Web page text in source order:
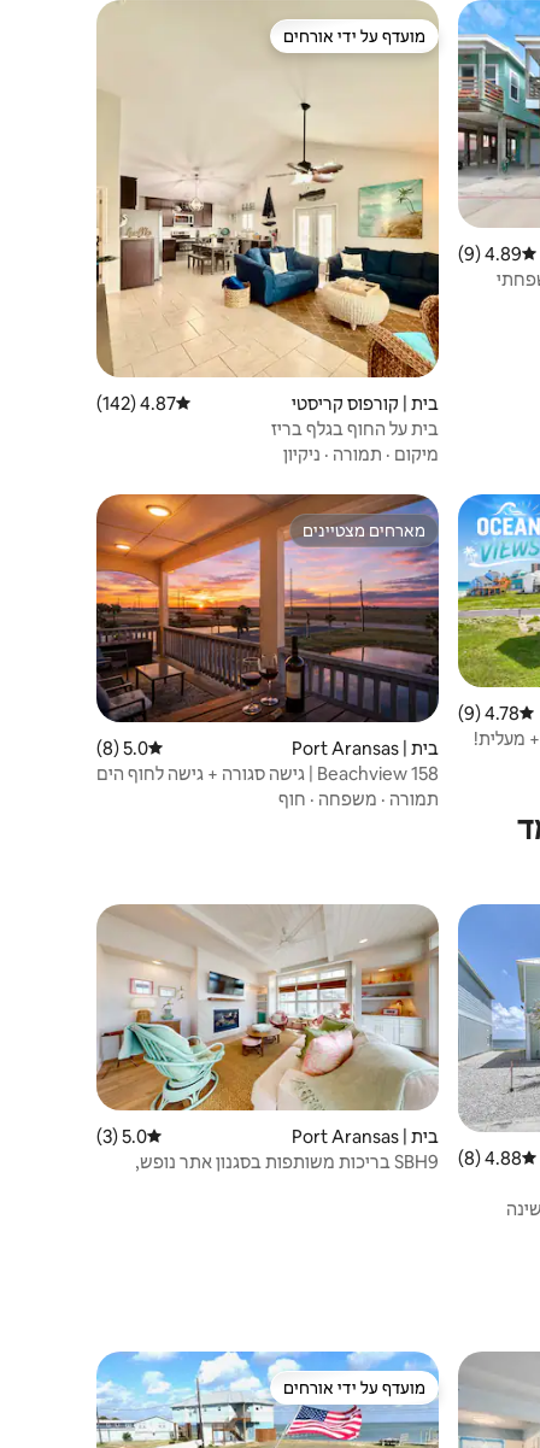
דירוג ממוצע של 4.89 מתוך 5, 9 ביקורות
4.89 (9)
מועדף על ידי אורחים
מועדף על ידי אורחים
בית | קורפוס קריסטי דירוג ממוצע של 4.87 מתוך 5, 142 ביקורות
4.87 (142)
בית על החוף בגלף בריז
מיקום · תמורה · ניקיון
דירוג ממוצע של 4.78 מתוך 5, 9 ביקורות
4.78 (9)
+ מעלית!
מארחים מצטיינים
מארחים מצטיינים
בית | Port Aransas דירוג ממוצע של 5.0 מתוך 5, 8 ביקורות
5.0 (8)
Beachview 158 | גישה סגורה + גישה לחוף הים
+ מתאים ל-10 אנשים
תמורה · משפחה · חוף
דירוג ממוצע של 4.88 מתוך 5, 8 ביקורות
4.88 (8)
בית | Port Aransas דירוג ממוצע של 5.0 מתוך 5, 3 ביקורות
5.0 (3)
SBH9 בריכות משותפות בסגנון אתר נופש,
מועדף על ידי אורחים
מועדף על ידי אורחים